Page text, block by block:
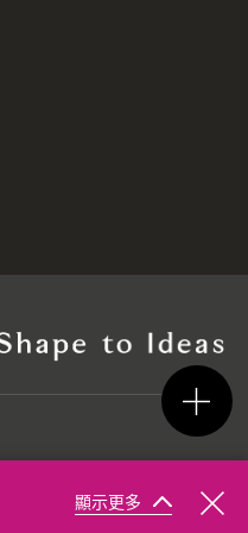
顯示更多